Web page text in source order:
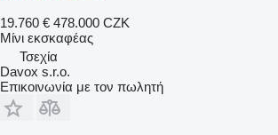
19.760 € 478.000 CZK
Μίνι εκσκαφέας
Τσεχία
Davox s.r.o.
Επικοινωνία με τον πωλητή